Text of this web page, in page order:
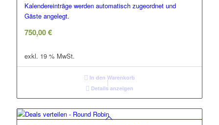
Kalendereinträge werden automatisch zugeordnet und
Gäste angelegt.
750,00€
exkl. 19 % MwSt.
In den Warenkorb
Details anzeigen